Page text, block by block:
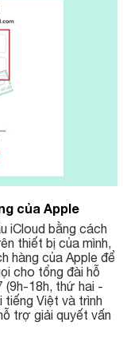
của Apple
iCloud bằng cách
thiết bị của mình,
hàng của Apple để
cho tổng đài hỗ
(9h-18h, thứ hai -
tiếng Việt và trình
trợ giải quyết vấn